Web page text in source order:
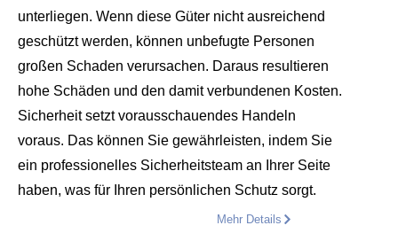
unterliegen. Wenn diese Güter nicht ausreichend
geschützt werden, können unbefugte Personen
großen Schaden verursachen. Daraus resultieren
hohe Schäden und den damit verbundenen Kosten.
Sicherheit setzt vorausschauendes Handeln
voraus. Das können Sie gewährleisten, indem Sie
ein professionelles Sicherheitsteam an Ihrer Seite
haben, was für Ihren persönlichen Schutz sorgt.
Mehr Details